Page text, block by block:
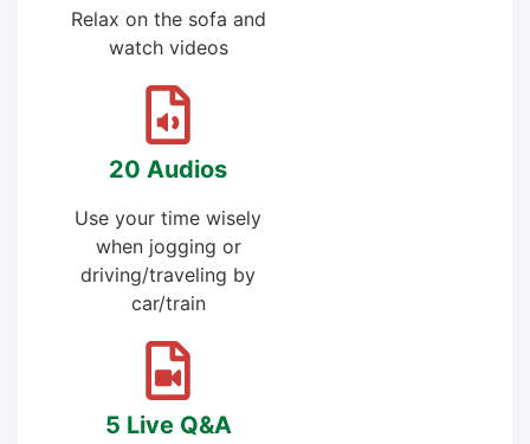
Relax on the sofa and
watch vide­os
20 Audi­os
Use your time wise­ly
when jog­ging or
driving/traveling by
car/train
5 Live Q&A